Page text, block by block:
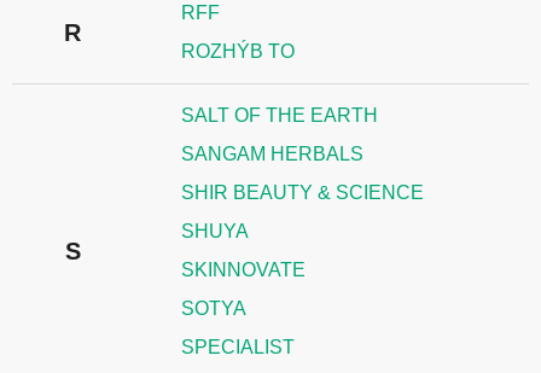
R
RFF
ROZHÝB TO
S
SALT OF THE EARTH
SANGAM HERBALS
SHIR BEAUTY & SCIENCE
SHUYA
SKINNOVATE
SOTYA
SPECIALIST